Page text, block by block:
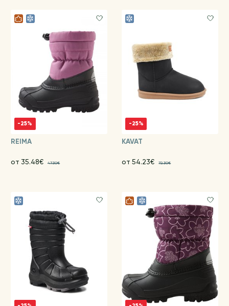
-25%
REIMA
от 35.48€ 47.30€
-25%
KAVAT
от 54.23€ 72.30€